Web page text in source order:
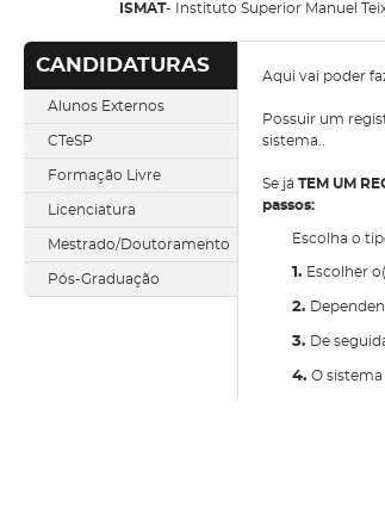
ISMAT- Instituto Superior Manuel
CANDIDATURAS
Alunos Externos
CTeSP
Formação Livre
Licenciatura
Mestrado/Doutoramento
Pós-Graduação
Aqui vai poder
Possuir um
sistema..
Se já TEM UM
passos:
Escolha o
1. Escolher
2.
3. De
4. O